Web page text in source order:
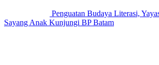
Penguatan Budaya Literasi,
Sayang Anak Kunjungi BP Batam